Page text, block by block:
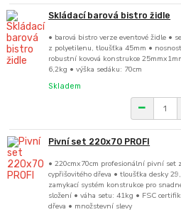
Skládací barová bistro židle
• barová bistro verze eventové židle •
z polyetilenu, tloušťka 45mm •
robustní kovová konstrukce
6,2kg • výška sedáku: 70cm
Skladem
Pivní set 220x70 PROFI
• 220cmx70cm profesionální pivní set
cypřišovitého dřeva • tloušťka desky
zamykací systém konstrukce pro
složení • váha setu: 41kg • FSC
dřeva • množstevní slevy